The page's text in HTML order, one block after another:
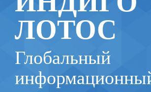
ЛОТОС
Глобальный